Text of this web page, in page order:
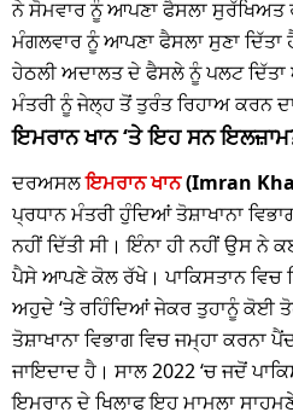
ਨੇ ਸੋਮਵਾਰ ਨੂੰ ਆਪਣਾ ਫੈਸਲਾ ਸੁਰੱਖਿਅਤ
ਮੰਗਲਵਾਰ ਨੂੰ ਆਪਣਾ ਫੈਸਲਾ ਸੁਣਾ
ਹੇਠਲੀ ਅਦਾਲਤ ਦੇ ਫੈਸਲੇ ਨੂੰ ਪਲਟ ਦਿੱਤਾ
ਮੰਤਰੀ ਨੂੰ ਜੇਲ੍ਹ ਤੋਂ ਤੁਰੰਤ ਰਿਹਾਅ ਕਰਨ
ਇਮਰਾਨ ਖਾਨ ‘ਤੇ ਇਹ ਸਨ
ਦਰਅਸਲਇਮਰਾਨ ਖਾਨ(Imran
ਪ੍ਰਧਾਨ ਮੰਤਰੀ ਹੁੰਦਿਆਂ ਤੋਸ਼ਾਖਾਨਾ
ਨਹੀਂ ਦਿੱਤੀ ਸੀ। ਇੰਨਾ ਹੀ ਨਹੀਂ ਉਸ
ਪੈਸੇ ਆਪਣੇ ਕੋਲ ਰੱਖੇ। ਪਾਕਿਸਤਾਨ ਵਿਚ
ਅਹੁਦੇ ‘ਤੇ ਰਹਿੰਦਿਆਂ ਜੇਕਰ ਤੁਹਾਨੂੰ ਕੋਈ
ਤੋਸ਼ਾਖਾਨਾ ਵਿਭਾਗ ਵਿਚ ਜਮ੍ਹਾ ਕਰਨਾ
ਜਾਇਦਾਦ ਹੈ। ਸਾਲ 2022 ‘ਚ ਜਦੋਂ
ਇਮਰਾਨ ਦੇ ਖਿਲਾਫ ਇਹ ਮਾਮਲਾ